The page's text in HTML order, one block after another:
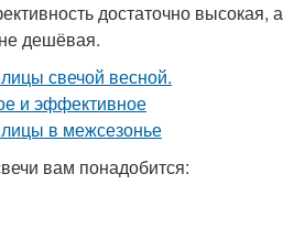
достаточно высокая, а
дешёвая.
вам понадобится: